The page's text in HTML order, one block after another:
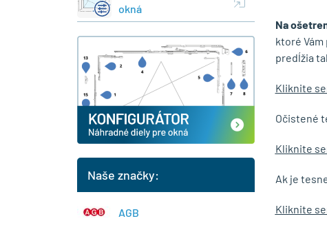
Na
ktoré
predĺžia
Kliknite
Očistené
Kliknite
Ak je
Kliknite
okná
Naše značky:
AGB